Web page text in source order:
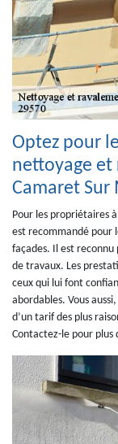
Optez pour
nettoyage et
Camaret Sur
Pour les propriétaires
est recommandé pour
façades. Il est reconnu
de travaux. Les
ceux qui lui font
abordables. Vous
d’un tarif des plus
Contactez-le pour plus